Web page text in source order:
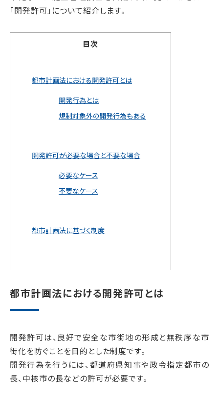
「開発許可」について紹介します。
目次
都市計画法における開発許可とは
開発行為とは
規制対象外の開発行為もある
開発許可が必要な場合と不要な場合
必要なケース
不要なケース
都市計画法に基づく制度
都市計画法における開発許可とは
開発許可は、良好で安全な市街地の形成と無秩序な市
街化を防ぐことを目的とした制度です。
開発行為を行うには、都道府県知事や政令指定都市の
長、中核市の長などの許可が必要です。